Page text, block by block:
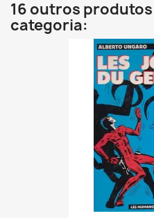
16 outros
categoria: